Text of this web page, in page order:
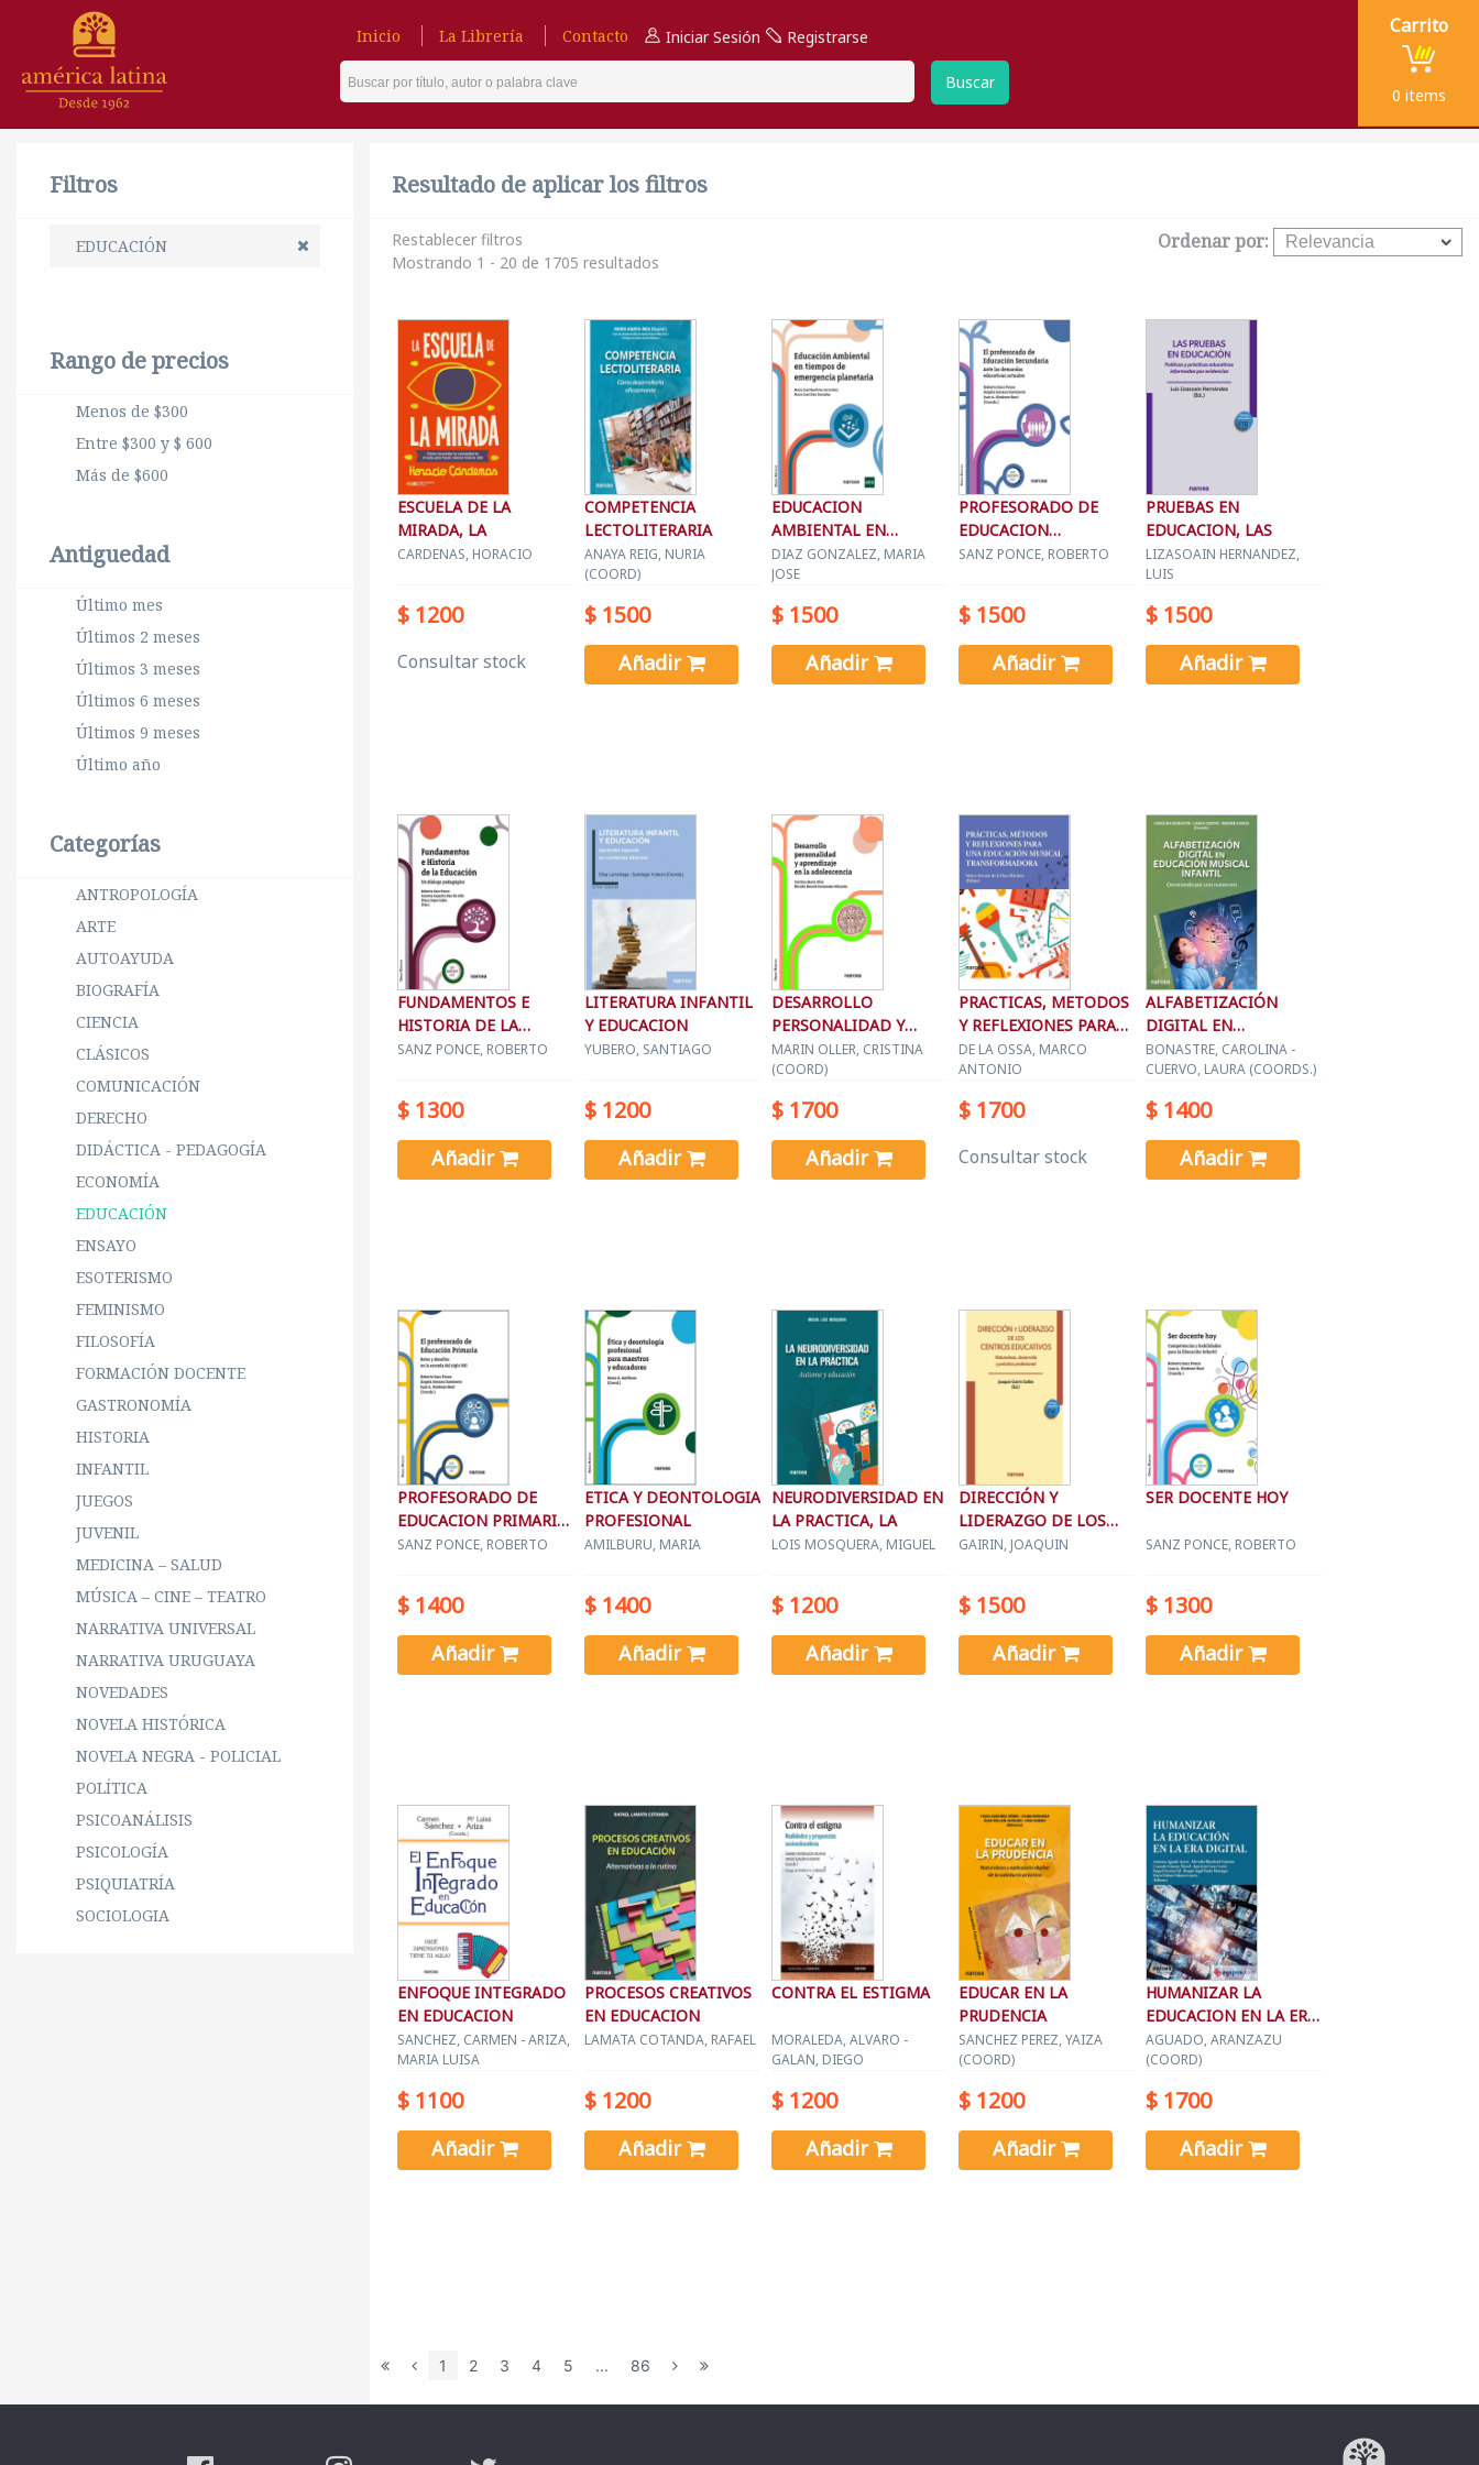
Inicio La Librería Contacto Iniciar Sesión Registrarse
Buscar
Carrito
0 items
Filtros
EDUCACIÓN
Rango de precios
Menos de $300
Entre $300 y $ 600
Más de $600
Antiguedad
Último mes
Últimos 2 meses
Últimos 3 meses
Últimos 6 meses
Últimos 9 meses
Último año
Categorías
ANTROPOLOGÍA
ARTE
AUTOAYUDA
BIOGRAFÍA
CIENCIA
CLÁSICOS
COMUNICACIÓN
DERECHO
DIDÁCTICA - PEDAGOGÍA
ECONOMÍA
EDUCACIÓN
ENSAYO
ESOTERISMO
FEMINISMO
FILOSOFÍA
FORMACIÓN DOCENTE
GASTRONOMÍA
HISTORIA
INFANTIL
JUEGOS
JUVENIL
MEDICINA – SALUD
MÚSICA – CINE – TEATRO
NARRATIVA UNIVERSAL
NARRATIVA URUGUAYA
NOVEDADES
NOVELA HISTÓRICA
NOVELA NEGRA - POLICIAL
POLÍTICA
PSICOANÁLISIS
PSICOLOGÍA
PSIQUIATRÍA
SOCIOLOGIA
Resultado de aplicar los filtros
Restablecer filtros
Mostrando 1 - 20 de 1705 resultados
Ordenar por:
ESCUELA DE LA
MIRADA, LA
CARDENAS, HORACIO
$ 1200
Consultar stock
COMPETENCIA
LECTOLITERARIA
ANAYA REIG, NURIA
(COORD)
$ 1500
Añadir
EDUCACION
AMBIENTAL EN
TIEMPOS DE
EMERGENCIA
DIAZ GONZALEZ, MARIA
JOSE
$ 1500
Añadir
PROFESORADO DE
EDUCACION
SECUNDARIA, EL
SANZ PONCE, ROBERTO
$ 1500
Añadir
PRUEBAS EN
EDUCACION, LAS
LIZASOAIN HERNANDEZ,
LUIS
$ 1500
Añadir
FUNDAMENTOS E
HISTORIA DE LA
EDUCACION
SANZ PONCE, ROBERTO
$ 1300
Añadir
LITERATURA INFANTIL
Y EDUCACION
YUBERO, SANTIAGO
$ 1200
Añadir
DESARROLLO
PERSONALIDAD Y
APRENDIZAJE EN
ADOLESC.
MARIN OLLER, CRISTINA
(COORD)
$ 1700
Añadir
PRACTICAS, METODOS
Y REFLEXIONES PARA
EDUC. MUSICA
DE LA OSSA, MARCO
ANTONIO
$ 1700
Consultar stock
ALFABETIZACIÓN
DIGITAL EN
EDUCACION MUSICAL
INF.
BONASTRE, CAROLINA -
CUERVO, LAURA (COORDS.)
$ 1400
Añadir
PROFESORADO DE
EDUCACION PRIMARIA,
EL
SANZ PONCE, ROBERTO
$ 1400
Añadir
ETICA Y DEONTOLOGIA
PROFESIONAL
AMILBURU, MARIA
$ 1400
Añadir
NEURODIVERSIDAD EN
LA PRACTICA, LA
LOIS MOSQUERA, MIGUEL
$ 1200
Añadir
DIRECCIÓN Y
LIDERAZGO DE LOS
CENTROS EDUCATIVOS
GAIRIN, JOAQUIN
$ 1500
Añadir
SER DOCENTE HOY
SANZ PONCE, ROBERTO
$ 1300
Añadir
ENFOQUE INTEGRADO
EN EDUCACION
SANCHEZ, CARMEN - ARIZA,
MARIA LUISA
$ 1100
Añadir
PROCESOS CREATIVOS
EN EDUCACION
LAMATA COTANDA, RAFAEL
$ 1200
Añadir
CONTRA EL ESTIGMA
MORALEDA, ALVARO -
GALAN, DIEGO
$ 1200
Añadir
EDUCAR EN LA
PRUDENCIA
SANCHEZ PEREZ, YAIZA
(COORD)
$ 1200
Añadir
HUMANIZAR LA
EDUCACION EN LA ERA
DIGITAL
AGUADO, ARANZAZU
(COORD)
$ 1700
Añadir
1 2 3 4 5 ... 86